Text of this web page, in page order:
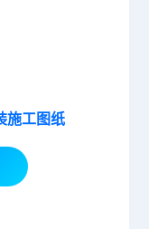
施工图纸